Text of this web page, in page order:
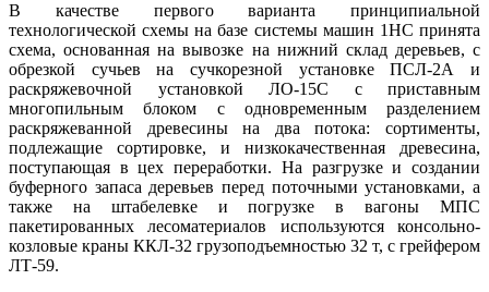
В качестве первого варианта принципиальной
технологической схемы на базе системы машин 1НС принята
схема, основанная на вывозке на нижний склад деревьев, с
обрезкой сучьев на сучкорезной установке ПСЛ-2А и
раскряжевочной установкой ЛО-15С с приставным
многопильным блоком с одновременным разделением
раскряжеванной древесины на два потока: сортименты,
подлежащие сортировке, и низкокачественная древесина,
поступающая в цех переработки. На разгрузке и создании
буферного запаса деревьев перед поточными установками, а
также на штабелевке и погрузке в вагоны МПС
пакетированных лесоматериалов используются консольно-
козловые краны ККЛ-32 грузоподъемностью 32 т, с грейфером
ЛТ-59.